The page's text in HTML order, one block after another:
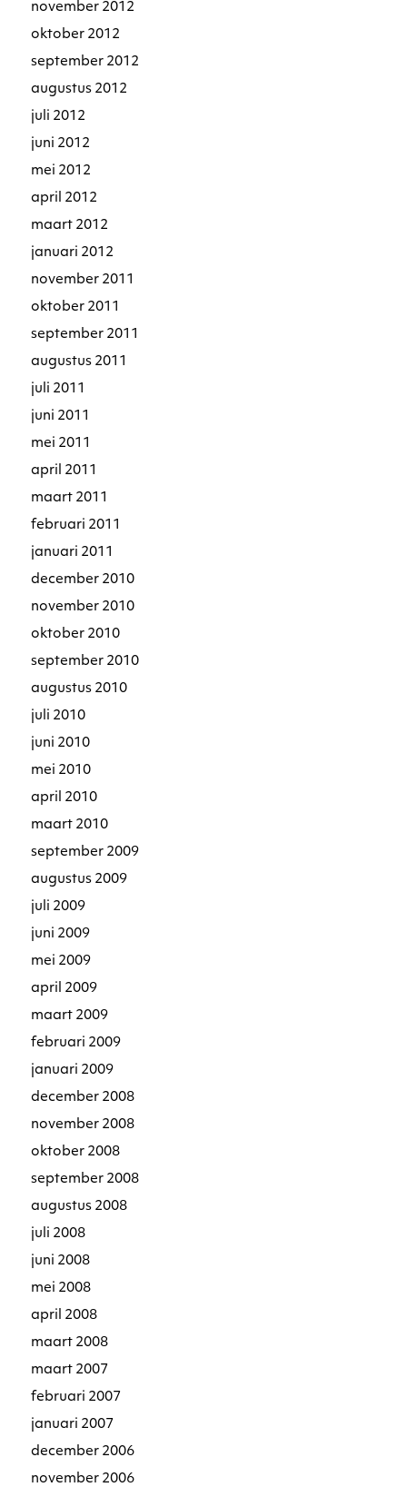
november 2012
oktober 2012
september 2012
augustus 2012
juli 2012
juni 2012
mei 2012
april 2012
maart 2012
januari 2012
november 2011
oktober 2011
september 2011
augustus 2011
juli 2011
juni 2011
mei 2011
april 2011
maart 2011
februari 2011
januari 2011
december 2010
november 2010
oktober 2010
september 2010
augustus 2010
juli 2010
juni 2010
mei 2010
april 2010
maart 2010
september 2009
augustus 2009
juli 2009
juni 2009
mei 2009
april 2009
maart 2009
februari 2009
januari 2009
december 2008
november 2008
oktober 2008
september 2008
augustus 2008
juli 2008
juni 2008
mei 2008
april 2008
maart 2008
maart 2007
februari 2007
januari 2007
december 2006
november 2006